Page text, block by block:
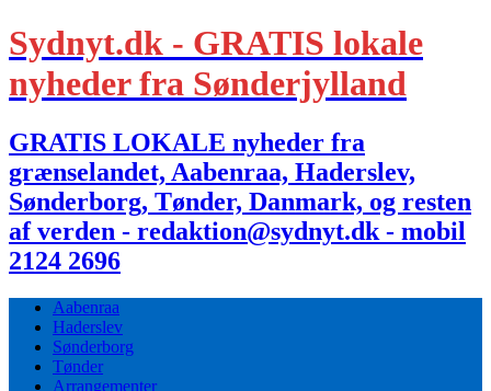
Sydnyt.dk - GRATIS lokale
nyheder fra Sønderjylland
GRATIS LOKALE nyheder fra
grænselandet, Aabenraa, Haderslev,
Sønderborg, Tønder, Danmark, og resten
af verden - redaktion@sydnyt.dk - mobil
2124 2696
Aabenraa
Haderslev
Sønderborg
Tønder
Arrangementer